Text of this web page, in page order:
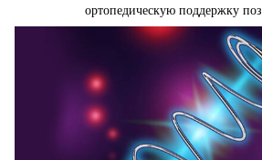
ортопедическую поддержку